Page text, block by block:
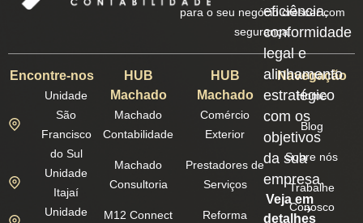
eficiência,
conformidade
legal e
alinhamento
estratégico
com os
objetivos
da sua
empresa.
Veja em
detalhes
para o seu negócio crescer com
segurança.
Encontre-nos
Unidade
São
Francisco
do Sul
Unidade
Itajaí
Unidade
HUB
Machado
Machado
Contabilidade
Machado
Consultoria
M12 Connect
HUB
Machado
Comércio
Exterior
Prestadores de
Serviços
Reforma
Navegação
Home
Blog
Sobre nós
Trabalhe
Conosco